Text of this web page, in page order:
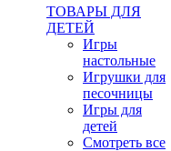
ТОВАРЫ ДЛЯ
ДЕТЕЙ
Игры
настольные
Игрушки для
песочницы
Игры для
детей
Смотреть все